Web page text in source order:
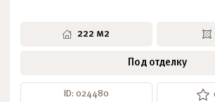
222 м2
Под отделку
ID: 024480